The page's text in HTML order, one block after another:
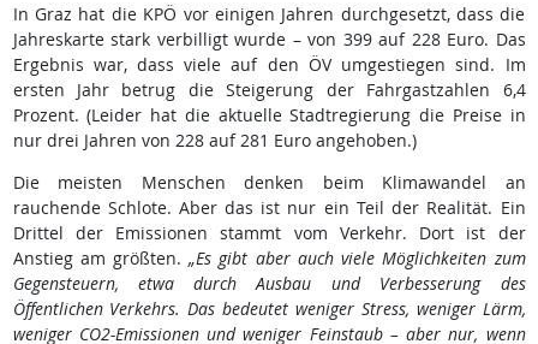
In Graz hat die KPÖ vor einigen Jahren durchgesetzt, dass die
Jahreskarte stark verbilligt wurde – von 399 auf 228 Euro. Das
Ergebnis war, dass viele auf den ÖV umgestiegen sind. Im
ersten Jahr betrug die Steigerung der Fahrgastzahlen 6,4
Prozent. (Leider hat die aktuelle Stadtregierung die Preise in
nur drei Jahren von 228 auf 281 Euro angehoben.)
Die meisten Menschen denken beim Klimawandel an
rauchende Schlote. Aber das ist nur ein Teil der Realität. Ein
Drittel der Emissionen stammt vom Verkehr. Dort ist der
Anstieg am größten.„Es gibt aber auch viele Möglichkeiten zum
Gegensteuern, etwa durch Ausbau und Verbesserung des
Öffentlichen Verkehrs. Das bedeutet weniger Stress, weniger Lärm,
weniger CO2-Emissionen und weniger Feinstaub – aber nur, wenn